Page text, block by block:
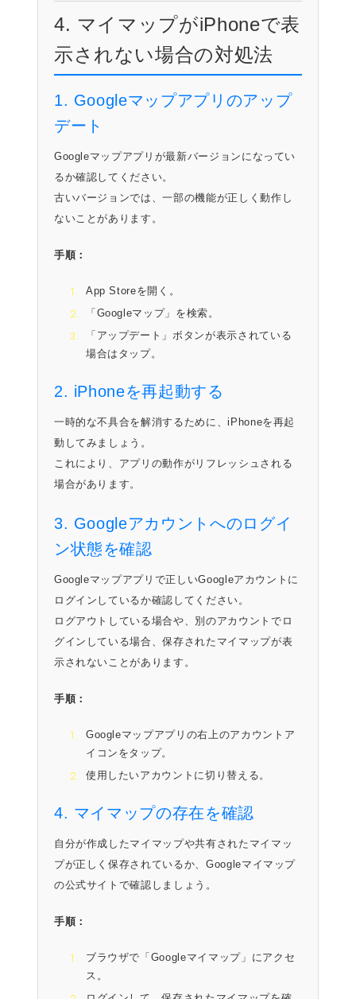
4. マイマップがiPhoneで表
示されない場合の対処法
1. Googleマップアプリのアップ
デート
Googleマップアプリが最新バージョンになってい
るか確認してください。
古いバージョンでは、一部の機能が正しく動作し
ないことがあります。
手順：
App Storeを開く。
「Googleマップ」を検索。
「アップデート」ボタンが表示されている
場合はタップ。
2. iPhoneを再起動する
一時的な不具合を解消するために、iPhoneを再起
動してみましょう。
これにより、アプリの動作がリフレッシュされる
場合があります。
3. Googleアカウントへのログイ
ン状態を確認
Googleマップアプリで正しいGoogleアカウントに
ログインしているか確認してください。
ログアウトしている場合や、別のアカウントでロ
グインしている場合、保存されたマイマップが表
示されないことがあります。
手順：
Googleマップアプリの右上のアカウントア
イコンをタップ。
使用したいアカウントに切り替える。
4. マイマップの存在を確認
自分が作成したマイマップや共有されたマイマッ
プが正しく保存されているか、Googleマイマップ
の公式サイトで確認しましょう。
手順：
ブラウザで「Googleマイマップ」にアクセ
ス。